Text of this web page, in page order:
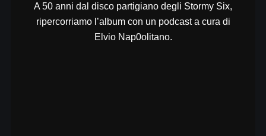
A 50 anni dal disco partigiano degli Stormy Six,
ripercorriamo l’album con un podcast a cura di
Elvio Nap0olitano.